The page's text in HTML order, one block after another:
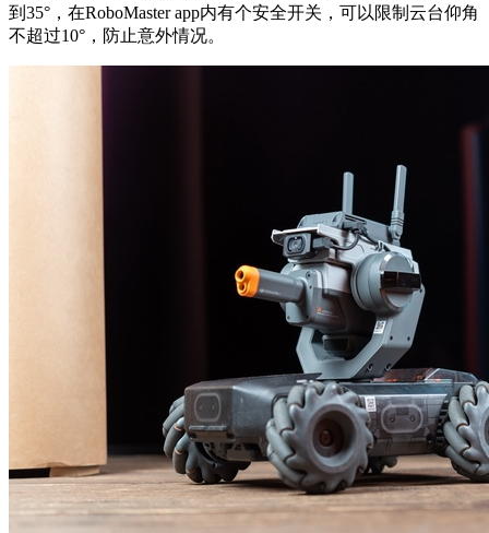
到35°，在RoboMaster app内有个安全开关，可以限制云台仰角
不超过10°，防止意外情况。